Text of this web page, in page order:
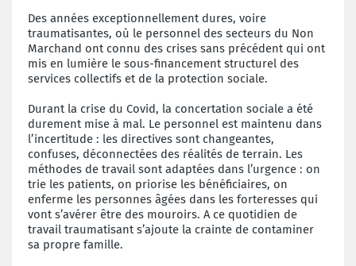
Des années exceptionnellement dures, voire
traumatisantes, où le personnel des secteurs du Non
Marchand ont connu des crises sans précédent qui ont
mis en lumière le sous-financement structurel des
services collectifs et de la protection sociale.
Durant la crise du Covid, la concertation sociale a été
durement mise à mal. Le personnel est maintenu dans
l’incertitude : les directives sont changeantes,
confuses, déconnectées des réalités de terrain. Les
méthodes de travail sont adaptées dans l’urgence : on
trie les patients, on priorise les bénéficiaires, on
enferme les personnes âgées dans les forteresses qui
vont s’avérer être des mouroirs. A ce quotidien de
travail traumatisant s’ajoute la crainte de contaminer
sa propre famille.